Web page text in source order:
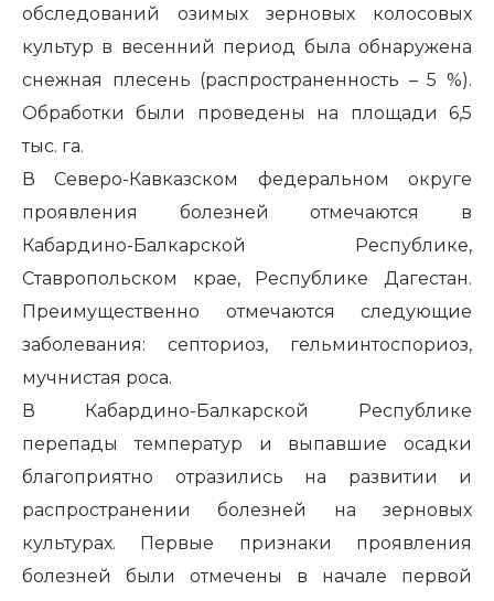
обследований озимых зерновых колосовых
культур в весенний период была обнаружена
снежная плесень (распространенность – 5 %).
Обработки были проведены на площади 6,5
тыс. га.
В Северо-Кавказском федеральном округе
проявления болезней отмечаются в
Кабардино-Балкарской Республике,
Ставропольском крае, Республике Дагестан.
Преимущественно отмечаются следующие
заболевания: септориоз, гельминтоспориоз,
мучнистая роса.
В Кабардино-Балкарской Республике
перепады температур и выпавшие осадки
благоприятно отразились на развитии и
распространении болезней на зерновых
культурах. Первые признаки проявления
болезней были отмечены в начале первой